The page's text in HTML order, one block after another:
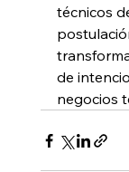
técnicos
de
negocios